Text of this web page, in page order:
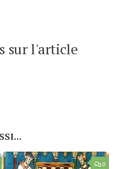
sur l'article
0